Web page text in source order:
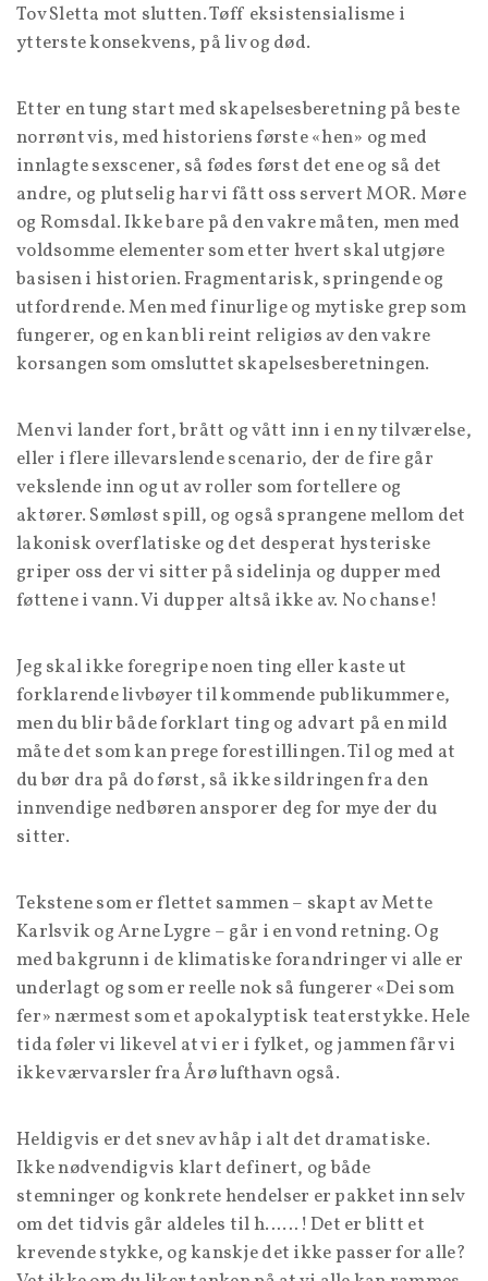
Tov Sletta mot slutten. Tøff eksistensialisme i
ytterste konsekvens, på liv og død.
Etter en tung start med skapelsesberetning på beste
norrønt vis, med historiens første «hen» og med
innlagte sexscener, så fødes først det ene og så det
andre, og plutselig har vi fått oss servert MOR. Møre
og Romsdal. Ikke bare på den vakre måten, men med
voldsomme elementer som etter hvert skal utgjøre
basisen i historien. Fragmentarisk, springende og
utfordrende. Men med finurlige og mytiske grep som
fungerer, og en kan bli reint religiøs av den vakre
korsangen som omsluttet skapelsesberetningen.
Men vi lander fort, brått og vått inn i en ny tilværelse,
eller i flere illevarslende scenario, der de fire går
vekslende inn og ut av roller som fortellere og
aktører. Sømløst spill, og også sprangene mellom det
lakonisk overflatiske og det desperat hysteriske
griper oss der vi sitter på sidelinja og dupper med
føttene i vann. Vi dupper altså ikke av. No chanse!
Jeg skal ikke foregripe noen ting eller kaste ut
forklarende livbøyer til kommende publikummere,
men du blir både forklart ting og advart på en mild
måte det som kan prege forestillingen. Til og med at
du bør dra på do først, så ikke sildringen fra den
innvendige nedbøren ansporer deg for mye der du
sitter.
Tekstene som er flettet sammen – skapt av Mette
Karlsvik og Arne Lygre – går i en vond retning. Og
med bakgrunn i de klimatiske forandringer vi alle er
underlagt og som er reelle nok så fungerer «Dei som
fer» nærmest som et apokalyptisk teaterstykke. Hele
tida føler vi likevel at vi er i fylket, og jammen får vi
ikke værvarsler fra Årø lufthavn også.
Heldigvis er det snev av håp i alt det dramatiske.
Ikke nødvendigvis klart definert, og både
stemninger og konkrete hendelser er pakket inn selv
om det tidvis går aldeles til h……! Det er blitt et
krevende stykke, og kanskje det ikke passer for alle?